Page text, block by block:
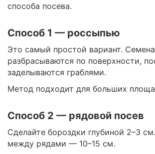
способа посева.
Способ 1 — россыпью
Это самый простой вариант.
разбрасываются по поверхности,
заделываются граблями.
Метод подходит для больших
Способ 2 — рядовой посев
Сделайте бороздки глубиной 2–3
между рядами — 10–15 см.